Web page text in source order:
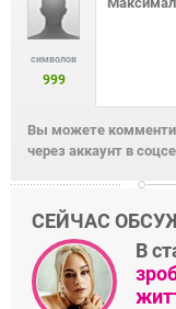
символов
999
Вы можете
через аккаунт в
СЕЙЧАС
В